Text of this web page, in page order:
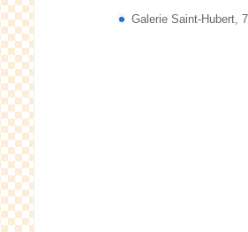
Galerie Saint-Hubert,